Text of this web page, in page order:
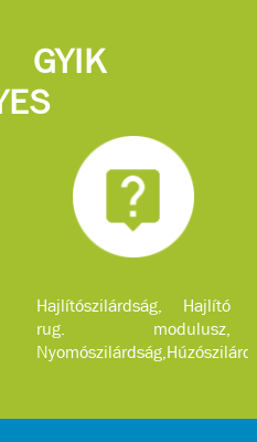
GYIK
Hajlítószilárdság, Hajlító
rug. modulusz,